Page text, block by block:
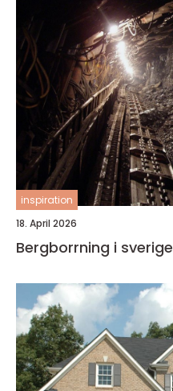
inspiration
18. April 2026
Bergborrning i sverige